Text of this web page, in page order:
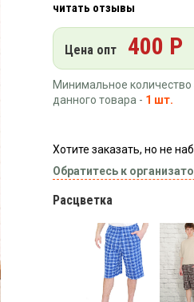
читать отзывы
Цена опт 400 Р
Минимальное количество
данного товара - 1 шт.
Хотите заказать, но не
Обратитесь к
Расцветка